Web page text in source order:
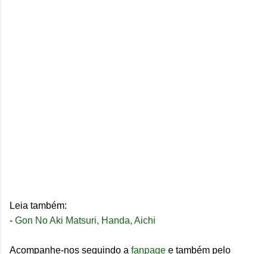
Leia também:
- Gon No Aki Matsuri, Handa, Aichi
Acompanhe-nos seguindo a fanpage e também pelo